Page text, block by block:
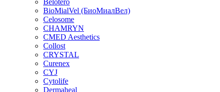
Belotero
BioMialVel (БиоМиалВел)
Celosome
CHAMRYN
CMED Aesthetics
Collost
CRYSTAL
Curenex
CYJ
Cytolife
Dermaheal